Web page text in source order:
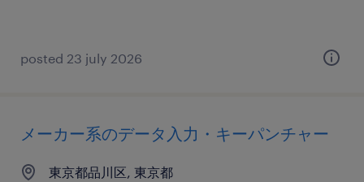
posted 23 july 2026
メーカー系のデータ入力・キーパンチャー
東京都品川区, 東京都